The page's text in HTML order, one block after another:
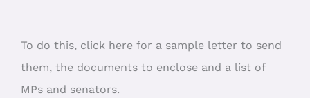
To do this, click here for a sample letter to send
them, the documents to enclose and a list of
MPs and senators.